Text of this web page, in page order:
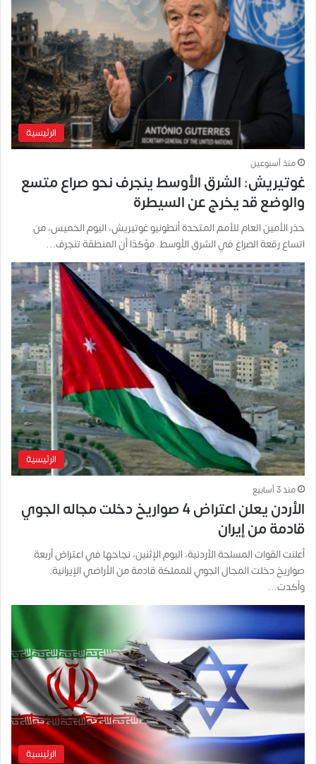
الرئيسية
منذ أسبوعين
غوتيريش: الشرق الأوسط ينجرف نحو صراع متسع
والوضع قد يخرج عن السيطرة
حذر الأمين العام للأمم المتحدة أنطونيو غوتيريش، اليوم الخميس، من
اتساع رقعة الصراع في الشرق الأوسط. مؤكدًا أن المنطقة تنجرف…
الرئيسية
منذ 3 أسابيع
الأردن يعلن اعتراض 4 صواريخ دخلت مجاله الجوي
قادمة من إيران
أعلنت القوات المسلحة الأردنية، اليوم الإثنين، نجاحها في اعتراض أربعة
صواريخ دخلت المجال الجوي للمملكة قادمة من الأراضي الإيرانية.
وأكدت…
الرئيسية